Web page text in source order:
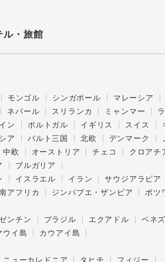
ル・旅館
モンゴル シンガポール マレーシア
ネパール スリランカ ミャンマー
ン ポルトガル イギリス スイス
ア バルト三国 北欧 デンマーク
中欧 オーストリア チェコ クロアチ
ブルガリア
イスラエル イラン サウジアラビア
アフリカ ジンバブエ・ザンビア ボツ
ンチン ブラジル エクアドル
ベネ
ウイ島
カウアイ島
ニューカレドニア タヒチ フィジー